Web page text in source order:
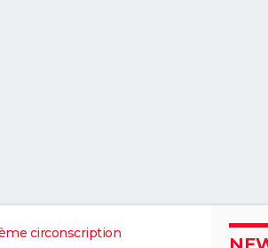
circonscription